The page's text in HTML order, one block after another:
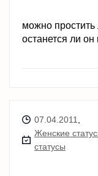
можно
останется ли
07.04.2011
Женские
статусы